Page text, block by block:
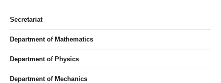
Secretariat
Department of Mathematics
Department of Physics
Department of Mechanics